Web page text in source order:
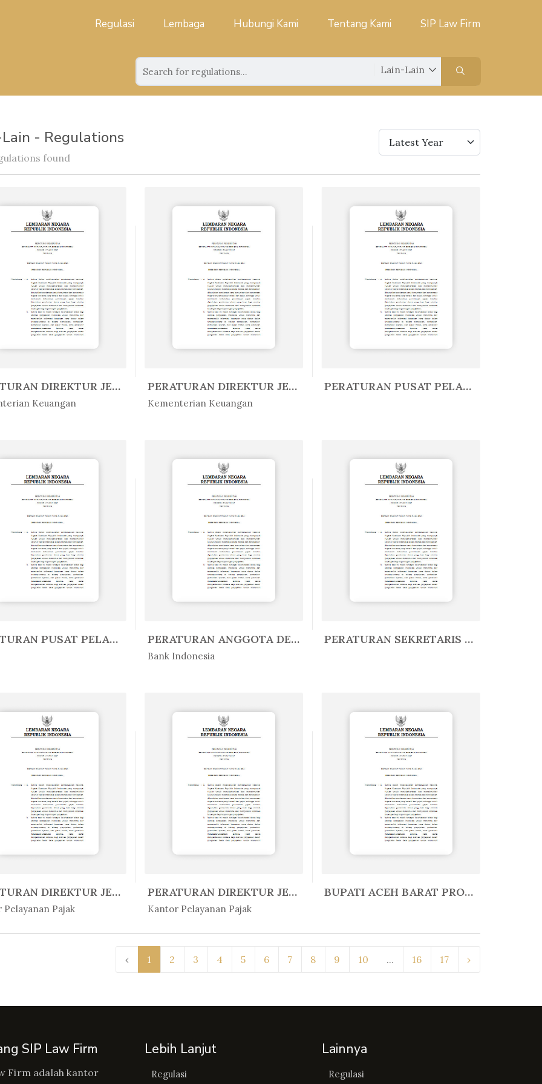
Regulasi Lembaga Hubungi Kami Tentang Kami SIP Law Firm
- Regulations
found
Latest Year
PERATURAN DIREKTUR JENDERAL PAJA...
Keuangan
PERATURAN DIREKTUR JENDERAL BEA ...
Kementerian Keuangan
In Peratur...
PERATURAN PUSAT PELAPORAN DAN AN...
In Lain-Lain
PERATURAN PUSAT PELAPORAN DAN AN...
Lain PERATURAN ANGGOTA DEWAN GUBERNUR...
Bank Indonesia
In Lain-Lain
PERATURAN SEKRETARIS KABINET REP...
In Lain-Lain
PERATURAN DIREKTUR JENDERAL PAJA...
Pajak
Lain
PERATURAN DIREKTUR JENDERAL PAJA...
Kantor Pelayanan Pajak
In Lain-Lain
BUPATI ACEH BARAT PROVINSI ACEH ...
In Lain-Lain
‹ 1 2 3 4 5 6 7 8 9 10 ... 16 17 ›
SIP Law Firm
Firm adalah kantor
Lebih Lanjut
Regulasi
Lainnya
Regulasi